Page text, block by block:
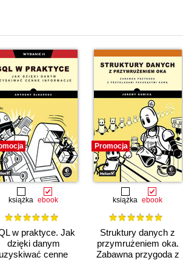
książka ebook
w praktyce. Jak
dzięki danym
uzyskiwać cenne
Promocja
książka ebook
Struktury danych z
przymrużeniem oka.
Zabawna przygoda z